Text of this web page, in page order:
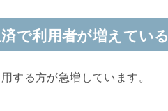
で利用者が増えている
する方が急増しています。